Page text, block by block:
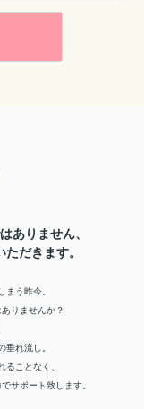
ありません、
だきます。
まう昨今。
りませんか？
垂れ流し。
ることなく、
サポート致します。